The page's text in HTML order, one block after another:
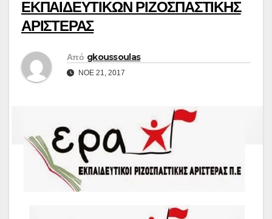
ΕΚΠΑΙΔΕΥΤΙΚΩΝ ΡΙΖΟΣΠΑΣΤΙΚΗΣ
ΑΡΙΣΤΕΡΑΣ
Από gkoussoulas
ΝΟΈ 21, 2017